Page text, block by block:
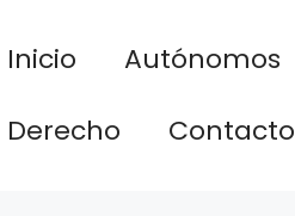
Inicio Autónomos
Derecho
Contacto